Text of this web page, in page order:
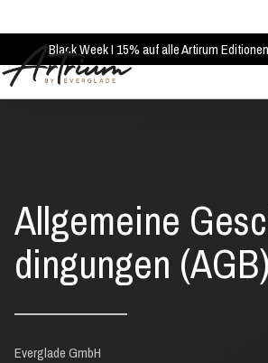
Black Week I 15% auf alle Artirum
Allgemeine
dingungen (AGB)
Everglade GmbH